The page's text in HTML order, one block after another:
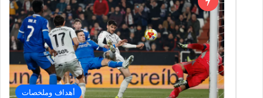
أهداف وملخصات